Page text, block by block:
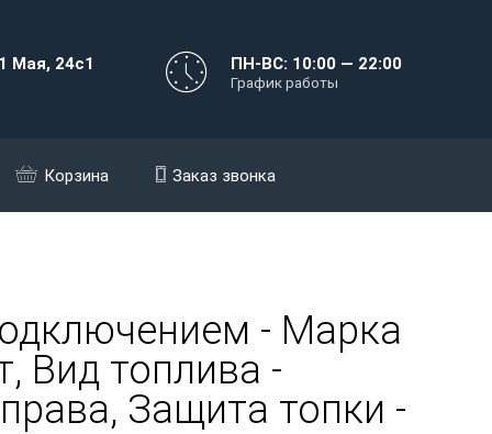
Мая, 24с1 ПН-ВС: 10:00 — 22:00
График работы
Корзина Заказ звонка
- Марка
Вид топлива -
Защита топки -